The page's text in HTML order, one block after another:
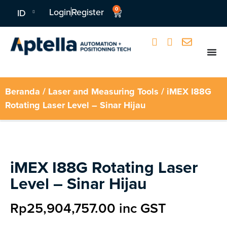
ID LoginRegister 0
Beranda / Laser and Measuring Tools / iMEX I88G
Rotating Laser Level – Sinar Hijau
iMEX I88G Rotating Laser
Level – Sinar Hijau
Rp25,904,757.00 inc GST